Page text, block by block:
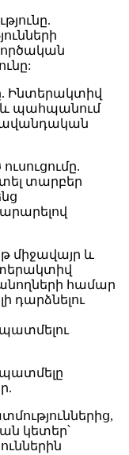
.
. Ինտերակտիվ
և պահպանում
ավանդական
.
տարբեր
միջավայր և
համար
դարձնելու
կետեր՝